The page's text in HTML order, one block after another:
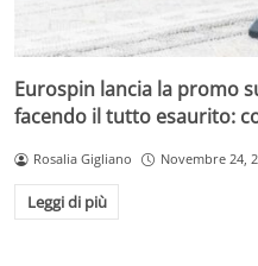
Eurospin lancia la promo
facendo il tutto esaurito:
Rosalia Gigliano Novembre 24,
Leggi di più